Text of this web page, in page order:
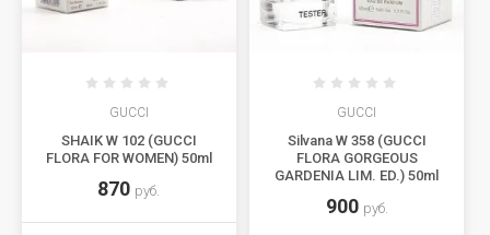
GUCCI
SHAIK W 102 (GUCCI
FLORA FOR WOMEN) 50ml
870 руб.
GUCCI
Silvana W 358 (GUCCI
FLORA GORGEOUS
GARDENIA LIM. ED.) 50ml
900 руб.